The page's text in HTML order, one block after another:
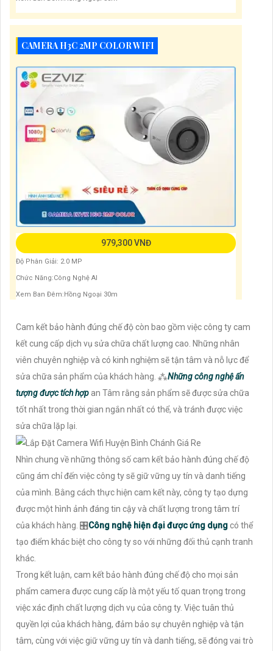
CAMERA H3C 2MP COLOR WIFI
979,300 VNĐ
Độ Phân Giải: 2.0 MP
Chức Năng:Công Nghệ AI
Xem Ban Đêm:Hồng Ngoại 30m
Cam kết bảo hành đúng chế độ còn bao gồm việc công ty cam
kết cung cấp dịch vụ sửa chữa chất lượng cao. Những nhân
viên chuyên nghiệp và có kinh nghiệm sẽ tận tâm và nỗ lực để
sửa chữa sản phẩm của khách hàng. ⁂Những công nghệ ấn
tượng được tích hợp an Tâm rằng sản phẩm sẽ được sửa chữa
tốt nhất trong thời gian ngắn nhất có thể, và tránh được việc
sửa chữa lặp lại.
Nhìn chung về những thông số cam kết bảo hành đúng chế độ
cũng ám chỉ đến việc công ty sẽ giữ vững uy tín và danh tiếng
của mình. Bằng cách thực hiện cam kết này, công ty tạo dựng
được một hình ảnh đáng tin cậy và chất lượng trong tâm trí
của khách hàng. 🎛Công nghệ hiện đại được ứng dụngcó thể
tạo điểm khác biệt cho công ty so với những đối thủ cạnh tranh
khác.
Trong kết luận, cam kết bảo hành đúng chế độ cho mọi sản
phẩm camera được cung cấp là một yếu tố quan trọng trong
việc xác định chất lượng dịch vụ của công ty. Việc tuân thủ
quyền lợi của khách hàng, đảm bảo sự chuyên nghiệp và tận
tâm, cùng với việc giữ vững uy tín và danh tiếng, sẽ đóng vai trò